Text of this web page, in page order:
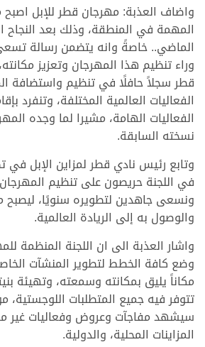
واضاف العذبة: مهرجان قطر للإبل اصبح
المهمة في المنطقة، وذلك بعد النجاح
الماضي.. خاصةً وانه يتضمن رسالة
وراء تنظيم هذا المهرجان وتعزيز
قطر سجلاً حافلًا في تنظيم واستضافة
الفعاليات العالمية المختلفة، وتنفرد
الفعاليات الهامة، مشيرا لما وجده
نسخته السابقة.
وتابع رئيس نادي قطر لمزاين الإبل
في اللجنة حريصون على تنظيم
ونسعى جاهدين لتطويره سنويًا، ليصبح
والوصول به إلى الريادة العالمية.
واشار العذبة الى ان اللجنة المنظمة
وضع كافة الخطط لتطوير المنشآت
مكاناً يليق بمكانته وسمعته، وتهيئة
تتوفر فيه جميع المتطلبات اللوجستية،
سيشهد مفاجآت وعروض وفعاليات غير
المزاينات المحلية، والدولية.